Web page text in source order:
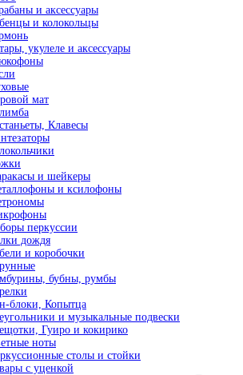
и аксессуары
и колокольцы
укулеле и аксессуары
мат
Клавесы
и шейкеры
и ксилофоны
перкуссии
дождя
и коробочки
бубны, румбы
блоки, Копытца
и музыкальные подвески
Гуиро и кокирико
ноты
столы и стойки
с уценкой